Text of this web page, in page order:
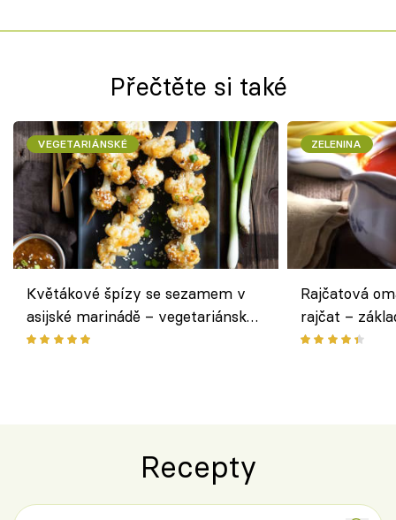
Přečtěte si také
VEGETARIÁNSKÉ
Květákové špízy se sezamem v
asijské marinádě – vegetariánská
chuťovka z grilu
ZELENINA
Rajčatová
rajčat –
Recepty